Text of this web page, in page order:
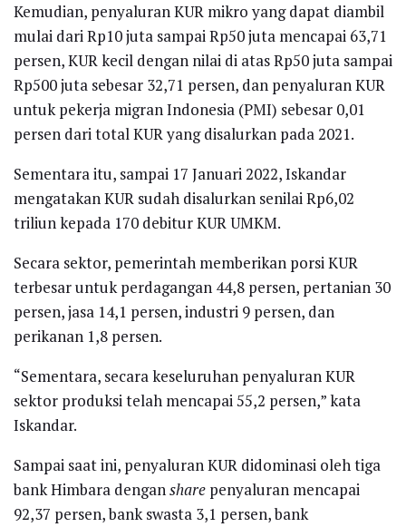
Kemudian, penyaluran KUR mikro yang dapat diambil
mulai dari Rp10 juta sampai Rp50 juta mencapai 63,71
persen, KUR kecil dengan nilai di atas Rp50 juta sampai
Rp500 juta sebesar 32,71 persen, dan penyaluran KUR
untuk pekerja migran Indonesia (PMI) sebesar 0,01
persen dari total KUR yang disalurkan pada 2021.
Sementara itu, sampai 17 Januari 2022, Iskandar
mengatakan KUR sudah disalurkan senilai Rp6,02
triliun kepada 170 debitur KUR UMKM.
Secara sektor, pemerintah memberikan porsi KUR
terbesar untuk perdagangan 44,8 persen, pertanian 30
persen, jasa 14,1 persen, industri 9 persen, dan
perikanan 1,8 persen.
“Sementara, secara keseluruhan penyaluran KUR
sektor produksi telah mencapai 55,2 persen,” kata
Iskandar.
Sampai saat ini, penyaluran KUR didominasi oleh tiga
bank Himbara denganshare penyaluran mencapai
92,37 persen, bank swasta 3,1 persen, bank